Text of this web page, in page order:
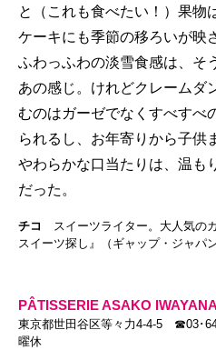
と（これも食べたい！）果物
ケーキにも季節の移ろいが映
ふわっふわの淡雪食感は、そ
あの感じ。けれどクレームダ
むのはガーゼでなくすべすべ
られるし、お年寄りから子供
やわらかな口当たりは、温も
だった。
チコ
スイーツライター。大人気の
スイーツ探し』（ギャップ・ジャパ
PÂTISSERIE ASAKO
東京都世田谷区等々力4-4-5 ☎03･
曜休